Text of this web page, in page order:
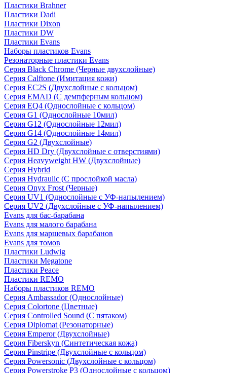
Пластики Brahner
Пластики Dadi
Пластики Dixon
Пластики DW
Пластики Evans
Наборы пластиков Evans
Резонаторные пластики Evans
Серия Black Chrome (Черные двухслойные)
Серия Calftone (Имитация кожи)
Серия EC2S (Двухслойные с кольцом)
Серия EMAD (С демпферным кольцом)
Серия EQ4 (Однослойные с кольцом)
Серия G1 (Однослойные 10мил)
Серия G12 (Однослойные 12мил)
Серия G14 (Однослойные 14мил)
Серия G2 (Двухслойные)
Серия HD Dry (Двухслойные с отверстиями)
Серия Heavyweight HW (Двухслойные)
Серия Hybrid
Серия Hydraulic (С прослойкой масла)
Серия Onyx Frost (Черные)
Серия UV1 (Однослойные с УФ-напылением)
Серия UV2 (Двухслойные с УФ-напылением)
Evans для бас-барабана
Evans для малого барабана
Evans для маршевых барабанов
Evans для томов
Пластики Ludwig
Пластики Megatone
Пластики Peace
Пластики REMO
Наборы пластиков REMO
Серия Ambassador (Однослойные)
Серия Colortone (Цветные)
Серия Controlled Sound (С пятаком)
Серия Diplomat (Резонаторные)
Серия Emperor (Двухслойные)
Серия Fiberskyn (Синтетическая кожа)
Серия Pinstripe (Двухслойные с кольцом)
Серия Powersonic (Двухслойные с кольцом)
Серия Powerstroke P3 (Однослойные с кольцом)